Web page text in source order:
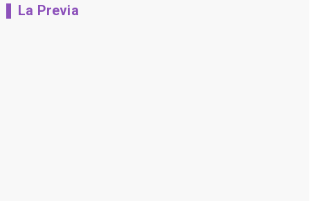
La Previa